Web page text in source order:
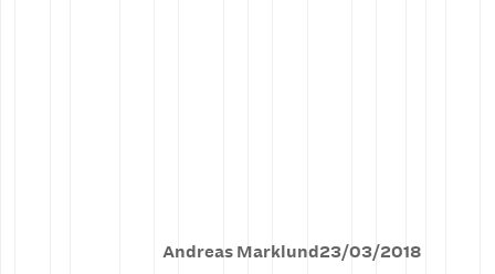
Andreas Marklund23/03/2018